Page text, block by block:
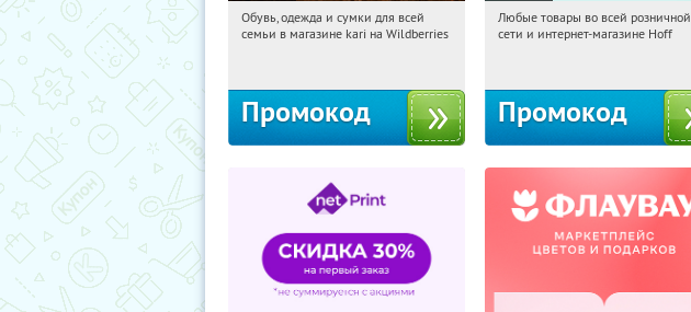
10:38:53 Получили:
Обувь, одежда и сумки для всей
семьи в магазине kari на Wildberries
Промокод
10:38:53 Получили:
Любые товары во всей розничной
сети и интернет-магазине Hoff
Промокод